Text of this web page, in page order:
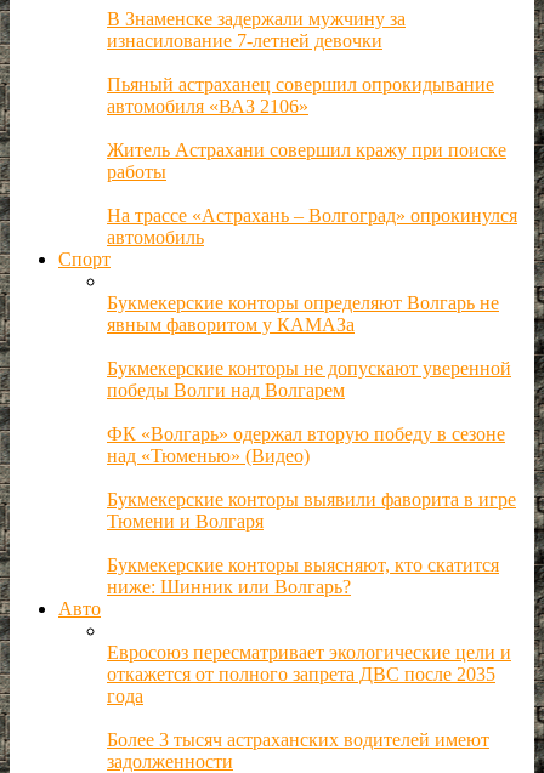
В Знаменске задержали мужчину за
изнасилование 7-летней девочки
Пьяный астраханец совершил опрокидывание
автомобиля «ВАЗ 2106»
Житель Астрахани совершил кражу при поиске
работы
На трассе «Астрахань – Волгоград» опрокинулся
автомобиль
Спорт
Букмекерские конторы определяют Волгарь не
явным фаворитом у КАМАЗа
Букмекерские конторы не допускают уверенной
победы Волги над Волгарем
ФК «Волгарь» одержал вторую победу в сезоне
над «Тюменью» (Видео)
Букмекерские конторы выявили фаворита в игре
Тюмени и Волгаря
Букмекерские конторы выясняют, кто скатится
ниже: Шинник или Волгарь?
Авто
Евросоюз пересматривает экологические цели и
откажется от полного запрета ДВС после 2035
года
Более 3 тысяч астраханских водителей имеют
задолженности